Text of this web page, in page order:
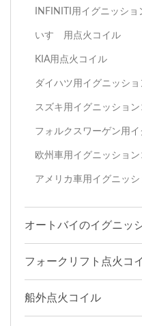
INFINITI用イグニッショ
いすゞ用点火コイル
KIA用点火コイル
ダイハツ用イグニッシ
スズキ用イグニッショ
フォルクスワーゲン用
欧州車用イグニッショ
アメリカ車用イグニッ
オートバイのイグニッ
フォークリフト点火コ
船外点火コイル